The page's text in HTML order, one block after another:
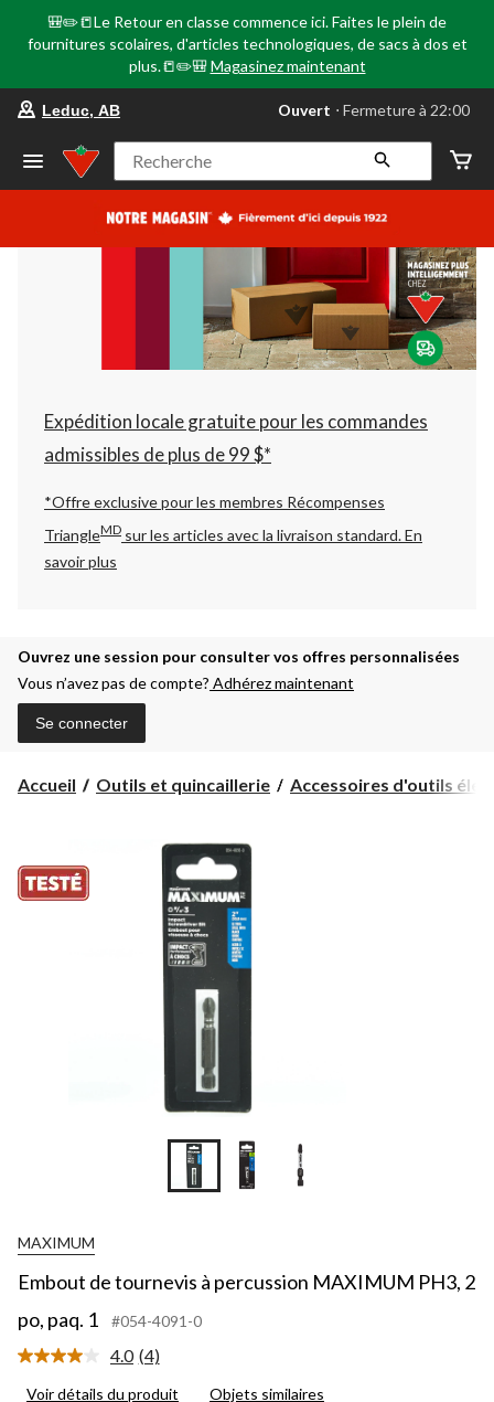
🎒✏️📒Le Retour en classe commence ici. Faites le plein de
fournitures scolaires, d'articles technologiques, de sacs à dos et
plus.📒✏️🎒 Magasinez maintenant
votre
préféré
Leduc,
AB,
courament
Fermeture
à
22:00
cliquer
pour
changer
Leduc, AB Ouvert ⋅ Fermeture à 22:00
Recherche
Expédition locale gratuite pour les commandes
admissibles de plus de 99 $*
*Offre exclusive pour les membres Récompenses
TriangleMD sur les articles avec la livraison standard.En
savoir plus
Ouvrez une session pour consulter vos offres personnalisées
Vous n’avez pas de compte? Adhérez maintenant
Se connecter
Accueil Outils et quincaillerie Accessoires d'outils
MAXIMUM
Embout de tournevis à percussion MAXIMUM PH3, 2
po, paq. 1
#054-4091-0
4.0 Lire
(4)
Voir détails du produit Objets similaires